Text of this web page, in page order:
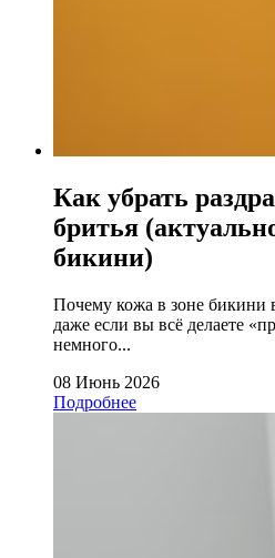
Как убрать
бритья
бикини)
Почему кожа в зоне бикини
даже если вы всё делаете
немного...
08 Июнь 2026
Подробнее